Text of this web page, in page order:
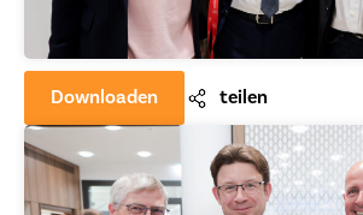
Downloaden teilen